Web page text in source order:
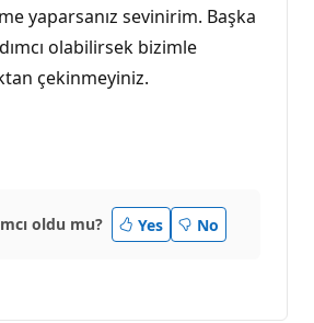
yaparsanız sevinirim. Başka
olabilirsek bizimle
çekinmeyiniz.
oldu mu? Yes No